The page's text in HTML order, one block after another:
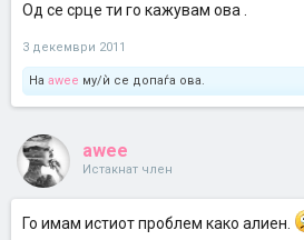
Од се срце ти го кажувам ова .
3 декември 2011
На awee му/ѝ се допаѓа ова.
awee
Истакнат член
Го имам истиот проблем како алиен.